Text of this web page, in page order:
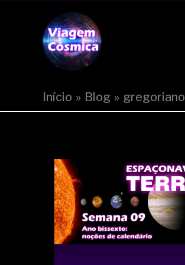
conteúdo
Início Blog gregoriano